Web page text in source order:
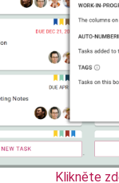
Klikněte